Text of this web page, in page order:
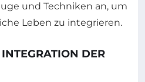
und Techniken an, um
Leben zu integrieren.
DER